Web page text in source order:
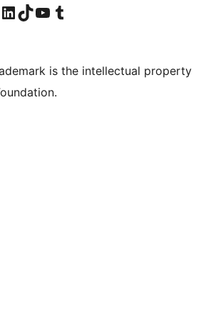
konto
Besök vårt LinkedIn-konto
Besök vårt TikTok-konto
Besök vår YouTube-kanalBesök vårt Tumblr-konto
is the intellectual property